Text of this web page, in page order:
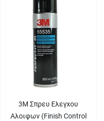
3M Σπρευ Ελεγχου
Αλοιφων (Finish Control